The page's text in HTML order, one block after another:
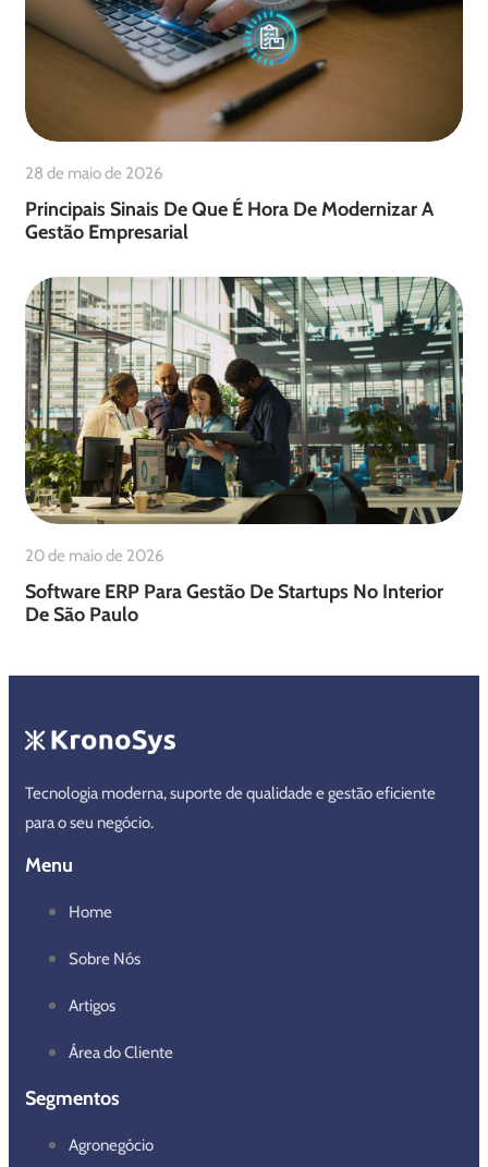
28 de maio de 2026
Principais Sinais De Que É Hora De Modernizar A
Gestão Empresarial
20 de maio de 2026
Software ERP Para Gestão De Startups No Interior
De São Paulo
Tecnologia moderna, suporte de qualidade e gestão eficiente
para o seu negócio.
Menu
Home
Sobre Nós
Artigos
Área do Cliente
Segmentos
Agronegócio